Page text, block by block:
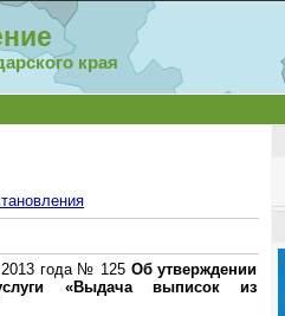
края
2013 года № 125 Об утверждении
услуги «Выдача выписок из